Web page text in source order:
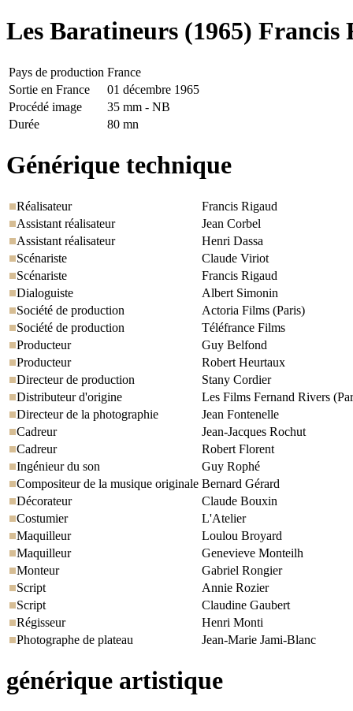
Les Baratineurs (1965) Francis
Pays de production France
Sortie en France
01 décembre 1965
Procédé image
35 mm - NB
Durée
80 mn
Générique technique
Réalisateur
Francis Rigaud
Assistant réalisateur
Jean Corbel
Assistant réalisateur
Henri Dassa
Scénariste
Claude Viriot
Scénariste
Francis Rigaud
Dialoguiste
Albert Simonin
Société de production
Actoria Films (Paris)
Société de production
Téléfrance Films
Producteur
Guy Belfond
Producteur
Robert Heurtaux
Directeur de production
Stany Cordier
Distributeur d'origine
Les Films Fernand Rivers
Directeur de la photographie
Jean Fontenelle
Cadreur
Jean-Jacques Rochut
Cadreur
Robert Florent
Ingénieur du son
Guy Rophé
Compositeur de la musique originale Bernard Gérard
Décorateur
Claude Bouxin
Costumier
L'Atelier
Maquilleur
Loulou Broyard
Maquilleur
Genevieve Monteilh
Monteur
Gabriel Rongier
Script
Annie Rozier
Script
Claudine Gaubert
Régisseur
Henri Monti
Photographe de plateau
Jean-Marie Jami-Blanc
générique artistique